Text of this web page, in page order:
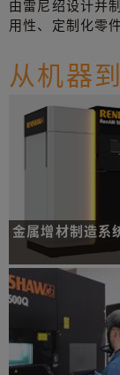
由雷尼绍设计并
用性、定制化零
从机器
金属增材制造系
灵活的工业用金属增材制
了解更多